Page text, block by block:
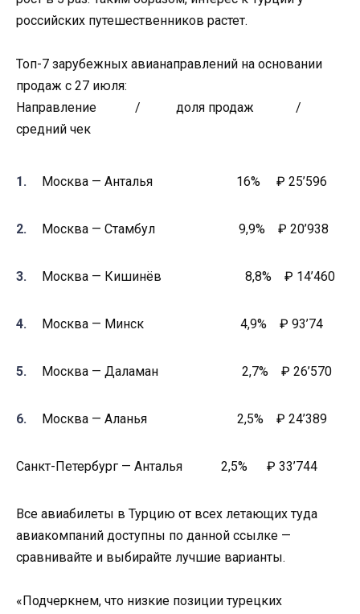
российских путешественников растет.
Топ-7 зарубежных авианаправлений на основании
продаж с 27 июля:
Направление / доля продаж /
средний чек
Москва — Анталья 16% ₽ 25’596
Москва — Стамбул 9,9% ₽ 20’938
Москва — Кишинёв 8,8% ₽ 14’460
Москва — Минск 4,9% ₽ 93’74
Москва — Даламан 2,7% ₽ 26’570
Москва — Аланья 2,5% ₽ 24’389
Санкт-Петербург — Анталья 2,5% ₽ 33’744
Все авиабилеты в Турцию от всех летающих туда
авиакомпаний доступны по данной ссылке —
сравнивайте и выбирайте лучшие варианты.
«Подчеркнем, что низкие позиции турецких